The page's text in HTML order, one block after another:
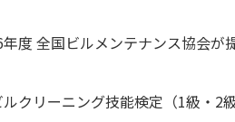
度 全国ビルメンテナンス協会が
クリーニング技能検定（1級・2